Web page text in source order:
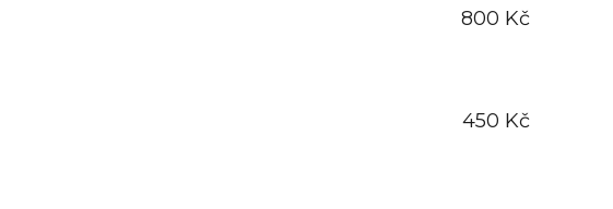
800 Kč
450 Kč